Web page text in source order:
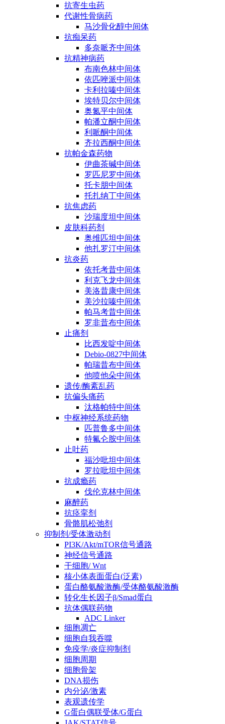
抗寄生虫药
代谢性骨病药
马沙骨化醇中间体
抗痴呆药
多奈哌齐中间体
抗精神病药
布南色林中间体
依匹唑派中间体
卡利拉嗪中间体
埃特贝尔中间体
奥氮平中间体
帕潘立酮中间体
利哌酮中间体
齐拉西酮中间体
抗帕金森药物
伊曲茶碱中间体
罗匹尼罗中间体
托卡朋中间体
托扎纳丁中间体
抗焦虑药
沙瑞度坦中间体
皮肤科药剂
奥维匹坦中间体
他扎罗汀中间体
抗炎药
依托考昔中间体
利克飞龙中间体
美洛昔康中间体
美沙拉嗪中间体
帕马考昔中间体
罗非昔布中间体
止痛剂
比西发啶中间体
Debio-0827中间体
帕瑞昔布中间体
他喷他朵中间体
遗传/酶紊乱药
抗偏头痛药
汰格帕特中间体
中枢神经系统药物
匹普鲁多中间体
特氟仑胺中间体
止吐药
福沙吡坦中间体
罗拉吡坦中间体
抗成瘾药
伐伦克林中间体
麻醉药
抗痉挛剂
骨骼肌松弛剂
抑制剂/受体激动剂
PI3K/Akt/mTOR信号通路
神经信号通路
干细胞/ Wnt
核小体表面蛋白(泛素)
蛋白酪氨酸激酶/受体酪氨酸激酶
转化生长因子β/Smad蛋白
抗体偶联药物
ADC Linker
细胞凋亡
细胞自我吞噬
免疫学/炎症抑制剂
细胞周期
细胞骨架
DNA损伤
内分泌/激素
表观遗传学
G蛋白偶联受体/G蛋白